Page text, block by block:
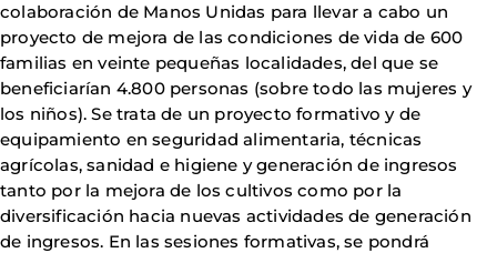
colaboración de Manos Unidas para llevar a cabo un
proyecto de mejora de las condiciones de vida de 600
familias en veinte pequeñas localidades, del que se
beneficiarían 4.800 personas (sobre todo las mujeres y
los niños). Se trata de un proyecto formativo y de
equipamiento en seguridad alimentaria, técnicas
agrícolas, sanidad e higiene y generación de ingresos
tanto por la mejora de los cultivos como por la
diversificación hacia nuevas actividades de generación
de ingresos. En las sesiones formativas, se pondrá